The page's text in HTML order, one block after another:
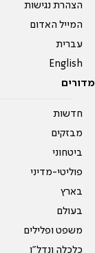
הצהרת נגישות
המייל האדום
עברית
English
מדורים
חדשות
מבזקים
ביטחוני
פוליטי-מדיני
בארץ
בעולם
משפט ופלילים
כלכלה ונדל"ן